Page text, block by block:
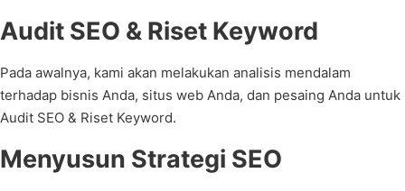
Audit SEO & Riset Keyword
Pada awalnya, kami akan melakukan analisis mendalam
terhadap bisnis Anda, situs web Anda, dan pesaing Anda untuk
Audit SEO & Riset Keyword.
Menyusun Strategi SEO